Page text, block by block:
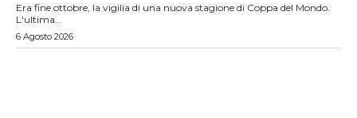
Era fine ottobre, la vigilia di una nuova stagione di Coppa del Mondo.
L'ultima...
6 Agosto 2026